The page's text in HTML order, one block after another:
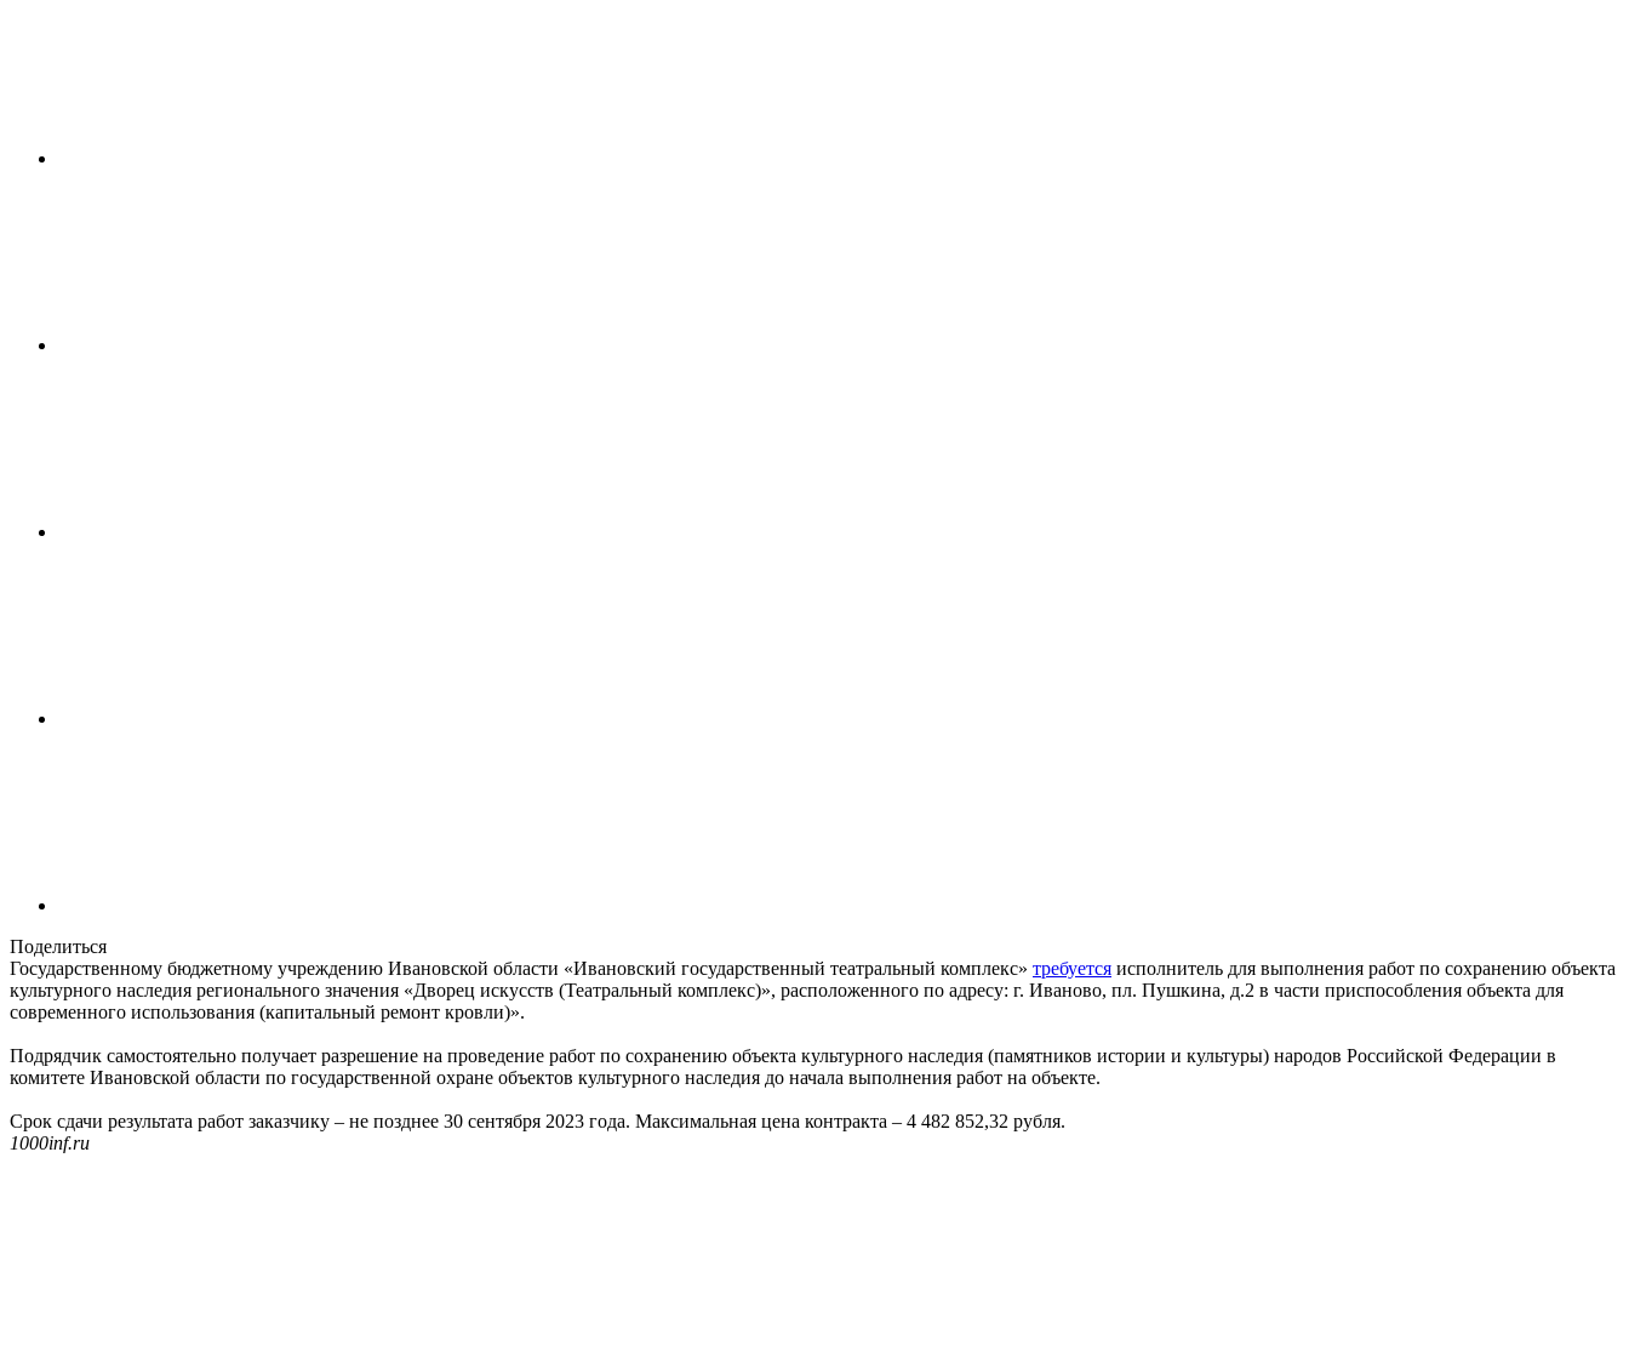
Поделиться
Государственному бюджетному учреждению Ивановской области «Ивановский государственный театральный комплекс» требуется исполнитель для выполнения работ по сохранению объекта
культурного наследия регионального значения «Дворец искусств (Театральный комплекс)», расположенного по адресу: г. Иваново, пл. Пушкина, д.2 в части приспособления объекта для
современного использования (капитальный ремонт кровли)».
Подрядчик самостоятельно получает разрешение на проведение работ по сохранению объекта культурного наследия (памятников истории и культуры) народов Российской Федерации в
комитете Ивановской области по государственной охране объектов культурного наследия до начала выполнения работ на объекте.
Срок сдачи результата работ заказчику – не позднее 30 сентября 2023 года. Максимальная цена контракта – 4 482 852,32 рубля.
1000inf.ru